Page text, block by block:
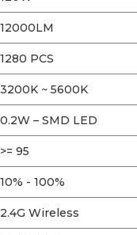
12000LM
1280 PCS
3200K ~ 5600K
0.2W – SMD LED
>= 95
10% - 100%
2.4G Wireless